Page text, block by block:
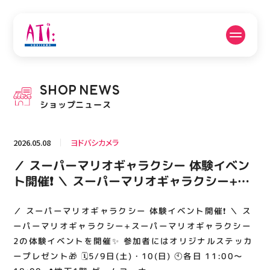
PICK UP NEWS
ピックアップニュース
フロアガイド 営業時間
ACCESS
アクセス・駐車場
RECRUIT
スタッフ募集
SHOP NEWS
ショップニュース
2026.05.08 ヨドバシカメラ
／ スーパーマリオギャラクシー 体験イベン
ト開催❗️ ＼ スーパーマリオギャラクシー+ス
を開催✨ 参加者にはオリジナルステッカープ
レゼント🎁 🗓️5/9日(土)・10(日) 🕙各日
11:00～18:00 📍地下1階 ゲームコーナー
／ スーパーマリオギャラクシー 体験イベント開催❗️ ＼ ス
ーパーマリオギャラクシー+スーパーマリオギャラクシー
2の体験イベントを開催✨ 参加者にはオリジナルステッカ
ープレゼント🎁 🗓️5/9日(土)・10(日) 🕙各日 11:00～